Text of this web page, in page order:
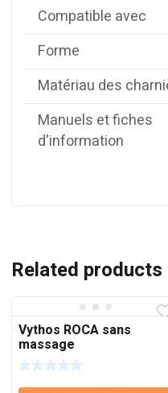
Compatible avec
Forme
Matériau des
Manuels et fiches
d'information
Related products
Vythos ROCA sans
massage
réf:A247844000